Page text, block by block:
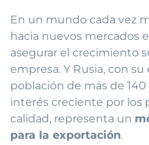
En un mundo cada vez
hacia nuevos mercados
asegurar el crecimiento
empresa. Y Rusia, con
población de más de
interés creciente por los
calidad, representa un
para la exportación.